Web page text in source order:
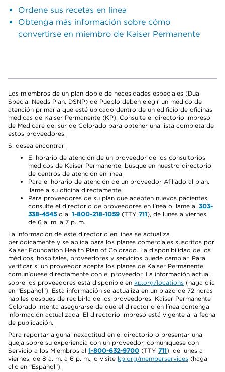
Ordene sus recetas en línea
Obtenga más información sobre cómo
convertirse en miembro de Kaiser Permanente
Los miembros de un plan doble de necesidades especiales (Dual
Special Needs Plan, DSNP) de Pueblo deben elegir un médico de
atención primaria que esté ubicado dentro de un edificio de oficinas
médicas de Kaiser Permanente (KP). Consulte el directorio impreso
de Medicare del sur de Colorado para obtener una lista completa de
estos proveedores.
Si desea encontrar:
El horario de atención de un proveedor de los consultorios
médicos de Kaiser Permanente, busque en nuestro directorio
de centros de atención en línea.
Para el horario de atención de un proveedor Afiliado al plan,
llame a su oficina directamente.
Para proveedores de su plan que acepten nuevos pacientes,
consulte el directorio de proveedores en línea o llame al 303-
338-4545o al 1-800-218-1059 (TTY 711), de lunes a viernes,
de 6 a. m. a 7 p. m.
La información de este directorio en línea se actualiza
periódicamente y se aplica para los planes comerciales suscritos por
Kaiser Foundation Health Plan of Colorado. La disponibilidad de los
médicos, hospitales, proveedores y servicios puede cambiar. Para
verificar si un proveedor acepta los planes de Kaiser Permanente,
comuníquese directamente con el proveedor. La información actual
sobre los proveedores está disponible en kp.org/locations (haga clic
en “Español”). Esta información se actualiza en un plazo de 72 horas
hábiles después de recibirla de los proveedores. Kaiser Permanente
Colorado intenta asegurarse de que el directorio en línea contenga
información actualizada. El directorio impreso está vigente a la fecha
de publicación.
Para reportar alguna inexactitud en el directorio o presentar una
queja sobre su experiencia con un proveedor, comuníquese con
Servicio a los Miembros al 1-800-632-9700 (TTY 711), de lunes a
viernes, de 8 a. m. a 6 p. m., o visite kp.org/memberservices (haga
clic en “Español”).